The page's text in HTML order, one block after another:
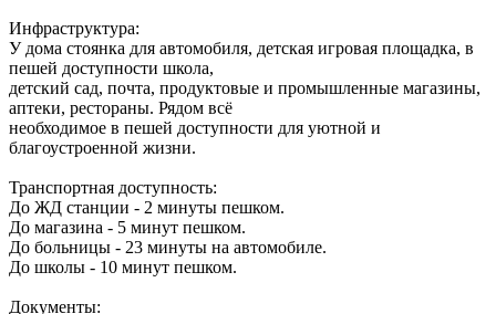
Инфраструктура:
У дома стоянка для автомобиля, детская игровая площадка, в
пешей доступности школа,
детский сад, почта, продуктовые и промышленные магазины,
аптеки, рестораны. Рядом всё
необходимое в пешей доступности для уютной и
благоустроенной жизни.
Транспортная доступность:
До ЖД станции - 2 минуты пешком.
До магазина - 5 минут пешком.
До больницы - 23 минуты на автомобиле.
До школы - 10 минут пешком.
Документы: